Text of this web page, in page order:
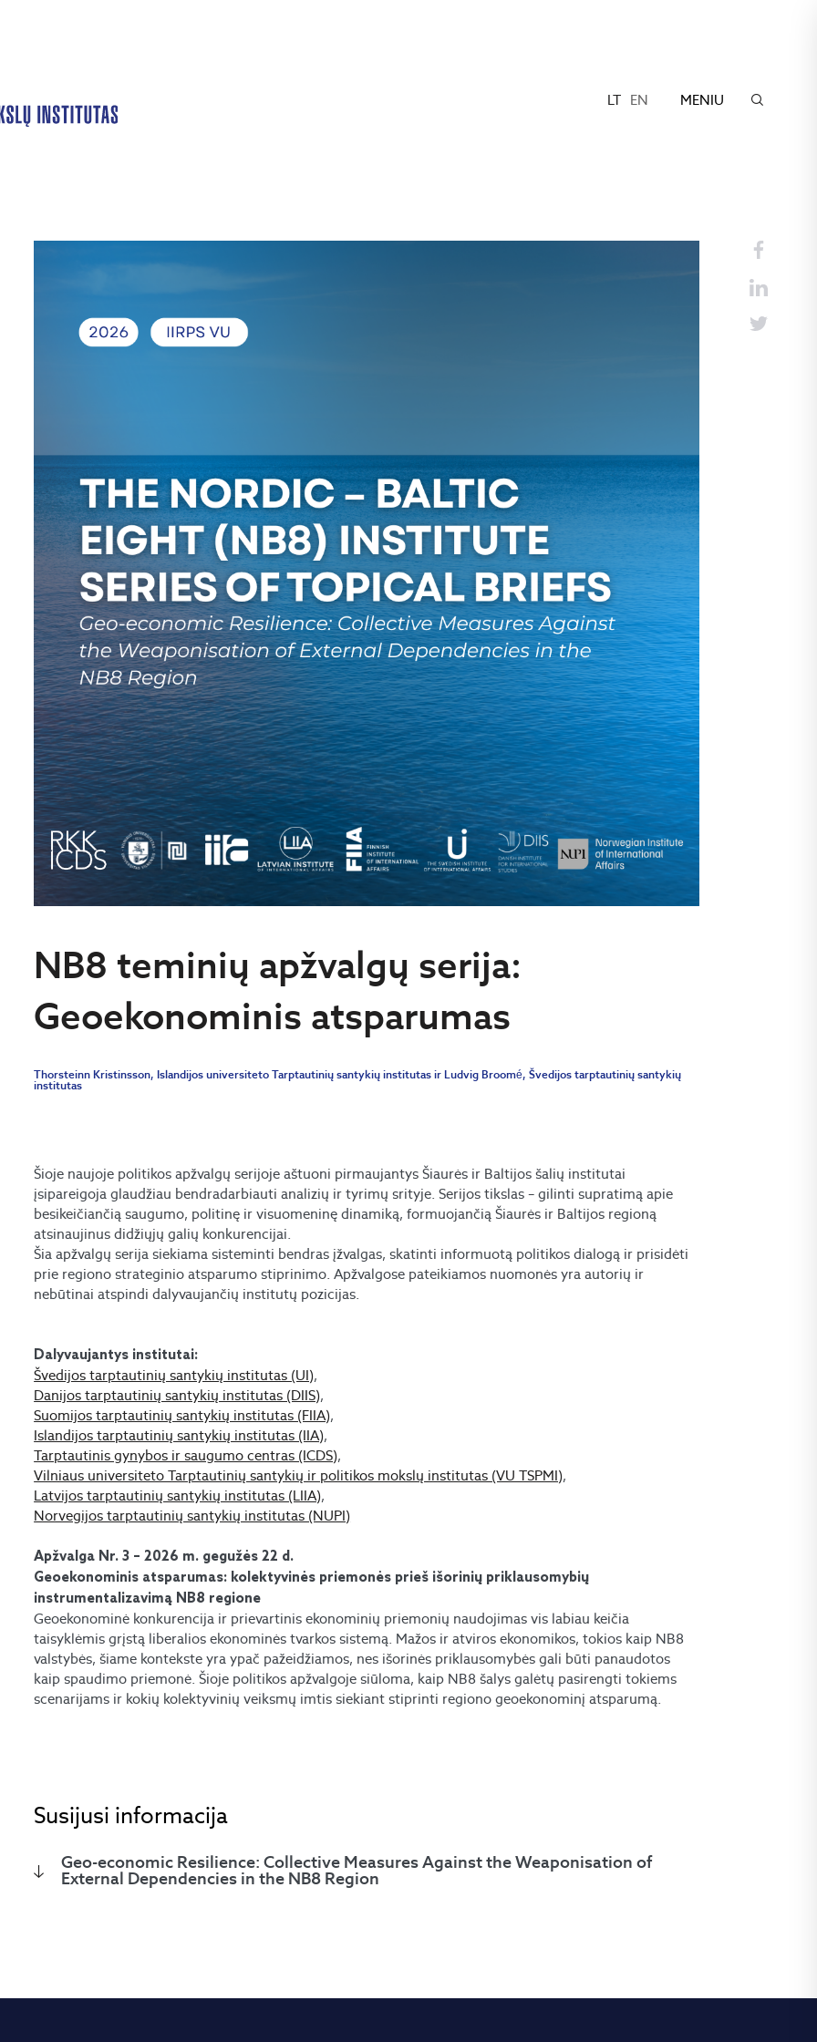
LT EN MENIU
NB8 teminių apžvalgų serija:
Geoekonominis atsparumas
Thorsteinn Kristinsson, Islandijos universiteto Tarptautinių santykių institutas ir Ludvig Broomé, Švedijos tarptautinių santykių
institutas
Šioje naujoje politikos apžvalgų serijoje aštuoni pirmaujantys Šiaurės ir Baltijos šalių institutai
įsipareigoja glaudžiau bendradarbiauti analizių ir tyrimų srityje. Serijos tikslas – gilinti supratimą apie
besikeičiančią saugumo, politinę ir visuomeninę dinamiką, formuojančią Šiaurės ir Baltijos regioną
atsinaujinus didžiųjų galių konkurencijai.
Šia apžvalgų serija siekiama sisteminti bendras įžvalgas, skatinti informuotą politikos dialogą ir prisidėti
prie regiono strateginio atsparumo stiprinimo. Apžvalgose pateikiamos nuomonės yra autorių ir
nebūtinai atspindi dalyvaujančių institutų pozicijas.
Dalyvaujantys institutai:
Švedijos tarptautinių santykių institutas (UI),
Danijos tarptautinių santykių institutas (DIIS),
Suomijos tarptautinių santykių institutas (FIIA),
Islandijos tarptautinių santykių institutas (IIA),
Tarptautinis gynybos ir saugumo centras (ICDS),
Vilniaus universiteto Tarptautinių santykių ir politikos mokslų institutas (VU TSPMI),
Latvijos tarptautinių santykių institutas (LIIA),
Norvegijos tarptautinių santykių institutas (NUPI)
Apžvalga Nr. 3 – 2026 m. gegužės 22 d.
Geoekonominis atsparumas: kolektyvinės priemonės prieš išorinių priklausomybių
instrumentalizavimą NB8 regione
Geoekonominė konkurencija ir prievartinis ekonominių priemonių naudojimas vis labiau keičia
taisyklėmis grįstą liberalios ekonominės tvarkos sistemą. Mažos ir atviros ekonomikos, tokios kaip NB8
valstybės, šiame kontekste yra ypač pažeidžiamos, nes išorinės priklausomybės gali būti panaudotos
kaip spaudimo priemonė. Šioje politikos apžvalgoje siūloma, kaip NB8 šalys galėtų pasirengti tokiems
scenarijams ir kokių kolektyvinių veiksmų imtis siekiant stiprinti regiono geoekonominį atsparumą.
Susijusi informacija
Geo-economic Resilience: Collective Measures Against the Weaponisation of
External Dependencies in the NB8 Region